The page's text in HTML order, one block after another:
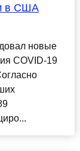
в США
новые
COVID-19